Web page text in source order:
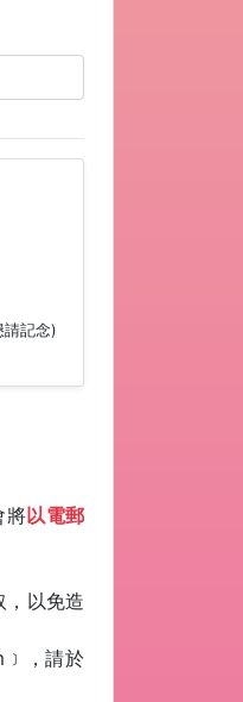
請記念)
將以電郵
，以免造
，請於